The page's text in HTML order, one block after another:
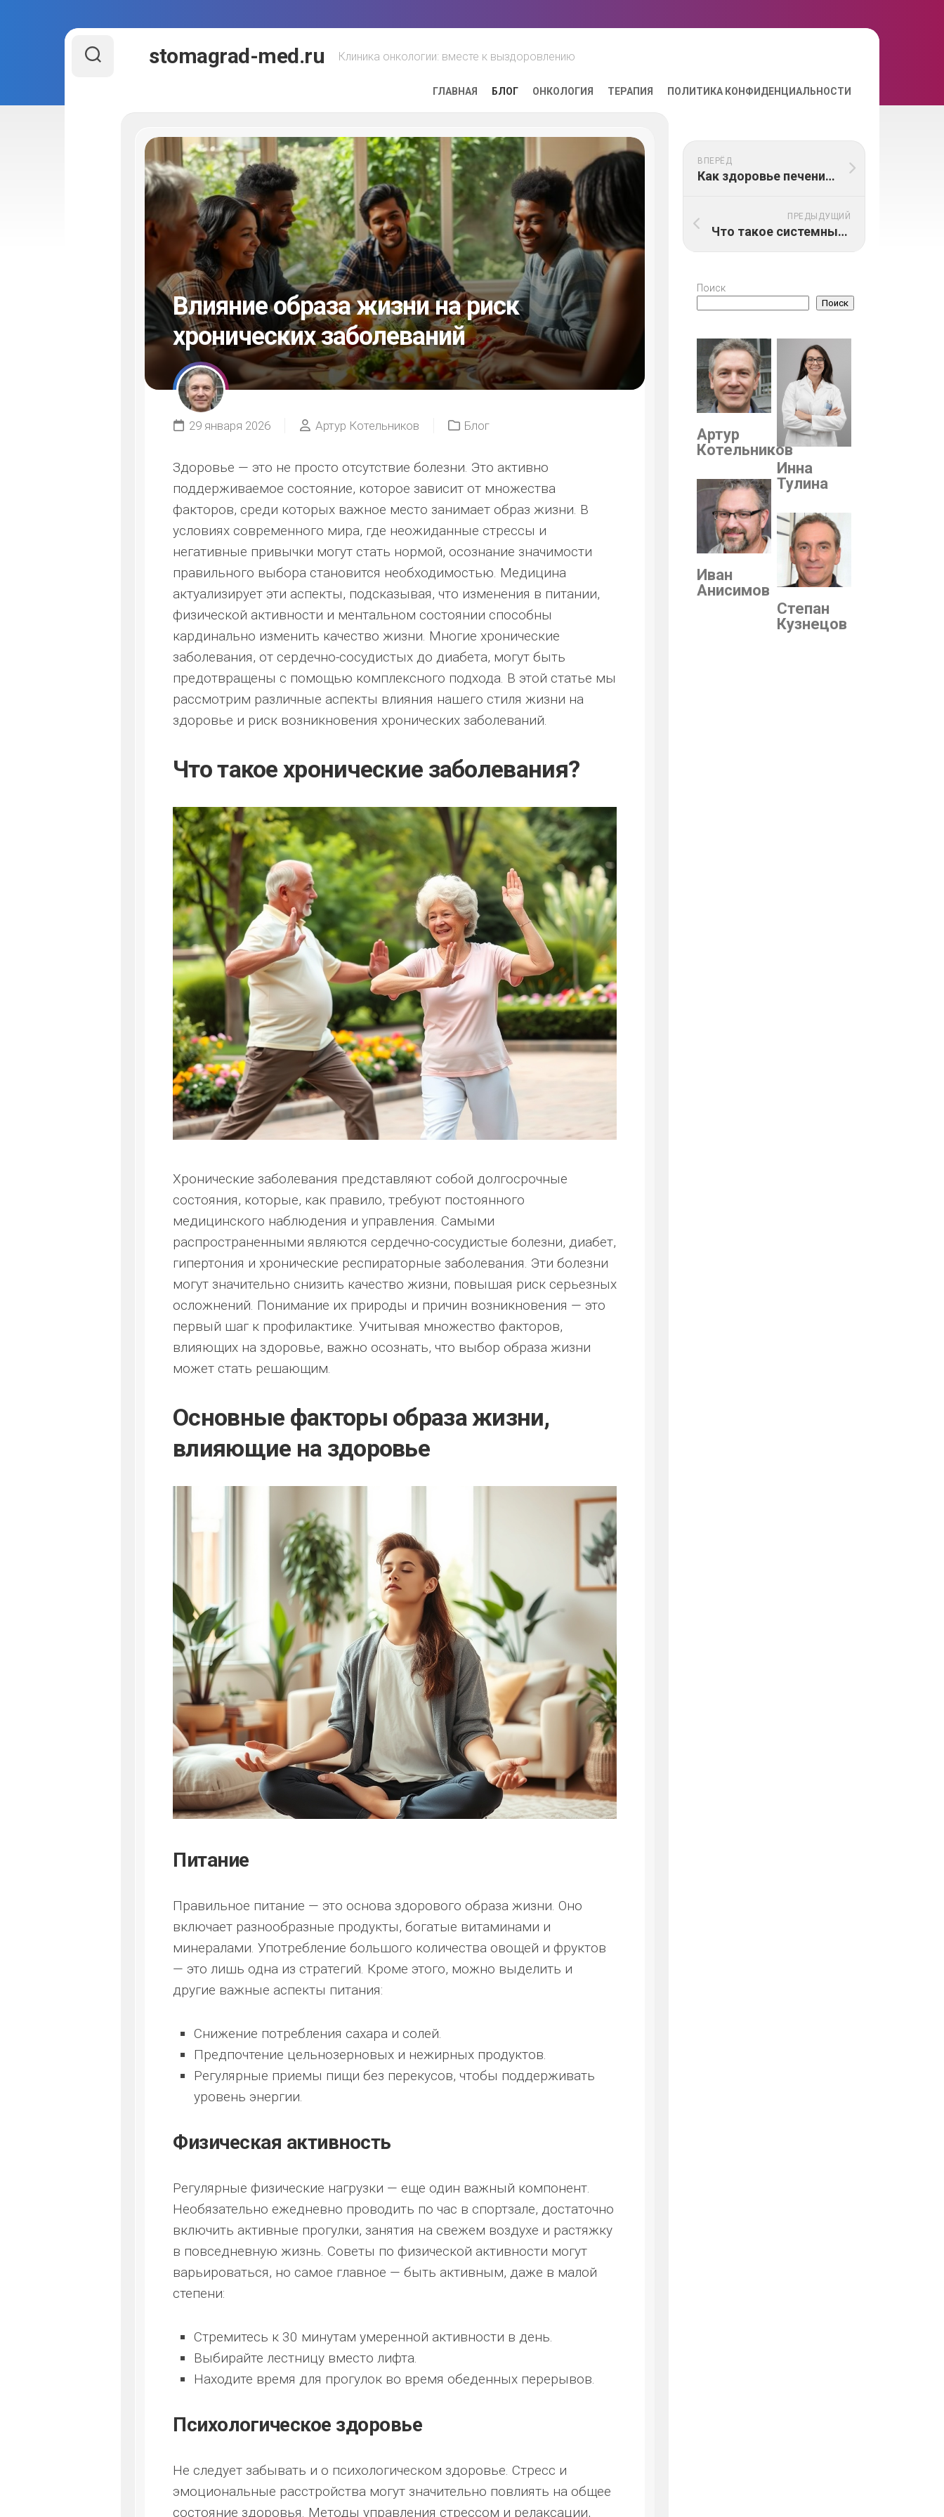
stomagrad-med.ru Клиника онкологии: вместе к выздоровлению
ГЛАВНАЯ БЛОГ ОНКОЛОГИЯ ТЕРАПИЯ ПОЛИТИКА КОНФИДЕНЦИАЛЬНОСТИ
Влияние образа жизни на риск
хронических заболеваний
29 января 2026 Артур Котельников Блог
Здоровье — это не просто отсутствие болезни. Это активно
поддерживаемое состояние, которое зависит от множества
факторов, среди которых важное место занимает образ жизни. В
условиях современного мира, где неожиданные стрессы и
негативные привычки могут стать нормой, осознание значимости
правильного выбора становится необходимостью. Медицина
актуализирует эти аспекты, подсказывая, что изменения в питании,
физической активности и ментальном состоянии способны
кардинально изменить качество жизни. Многие хронические
заболевания, от сердечно-сосудистых до диабета, могут быть
предотвращены с помощью комплексного подхода. В этой статье мы
рассмотрим различные аспекты влияния нашего стиля жизни на
здоровье и риск возникновения хронических заболеваний.
Что такое хронические заболевания?
Хронические заболевания представляют собой долгосрочные
состояния, которые, как правило, требуют постоянного
медицинского наблюдения и управления. Самыми
распространенными являются сердечно-сосудистые болезни, диабет,
гипертония и хронические респираторные заболевания. Эти болезни
могут значительно снизить качество жизни, повышая риск серьезных
осложнений. Понимание их природы и причин возникновения — это
первый шаг к профилактике. Учитывая множество факторов,
влияющих на здоровье, важно осознать, что выбор образа жизни
может стать решающим.
Основные факторы образа жизни,
влияющие на здоровье
Питание
Правильное питание — это основа здорового образа жизни. Оно
включает разнообразные продукты, богатые витаминами и
минералами. Употребление большого количества овощей и фруктов
— это лишь одна из стратегий. Кроме этого, можно выделить и
другие важные аспекты питания:
Снижение потребления сахара и солей.
Предпочтение цельнозерновых и нежирных продуктов.
Регулярные приемы пищи без перекусов, чтобы поддерживать
уровень энергии.
Физическая активность
Регулярные физические нагрузки — еще один важный компонент.
Необязательно ежедневно проводить по час в спортзале, достаточно
включить активные прогулки, занятия на свежем воздухе и растяжку
в повседневную жизнь. Советы по физической активности могут
варьироваться, но самое главное — быть активным, даже в малой
степени:
Стремитесь к 30 минутам умеренной активности в день.
Выбирайте лестницу вместо лифта.
Находите время для прогулок во время обеденных перерывов.
Психологическое здоровье
Не следует забывать и о психологическом здоровье. Стресс и
эмоциональные расстройства могут значительно повлиять на общее
состояние здоровья. Методы управления стрессом и релаксации,
ВПЕРЁД
Как здоровье печени связано с уровнем энергии
ПРЕДЫДУЩИЙ
Что такое системные заболевания организма
Поиск
Поиск
Артур
Котельников
Иван
Анисимов
Инна
Тулина
Степан
Кузнецов